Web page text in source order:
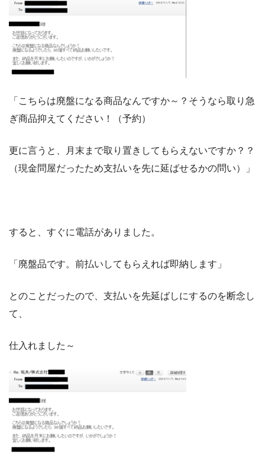
「こちらは廃盤になる商品なんですか～？そうなら取り急
ぎ商品抑えてください！（予約）
更に言うと、月末まで取り置きしてもらえないですか？？
（現金問屋だったため支払いを先に延ばせるかの問い）」
すると、すぐに電話がありました。
「廃盤品です。前払いしてもらえれば即納します」
とのことだったので、支払いを先延ばしにするのを断念し
て、
仕入れました～